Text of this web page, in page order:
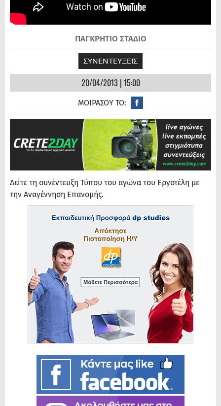
ΠΑΓΚΡΗΤΙΟ ΣΤΑΔΙΟ
ΣΥΝΕΝΤΕΥΞΕΙΣ
20/04/2013 | 15:00
ΜΟΙΡΑΣΟΥ ΤΟ:
Δείτε τη συνέντευξη Τύπου του αγώνα του Εργοτέλη με
την Αναγέννηση Επανομής.